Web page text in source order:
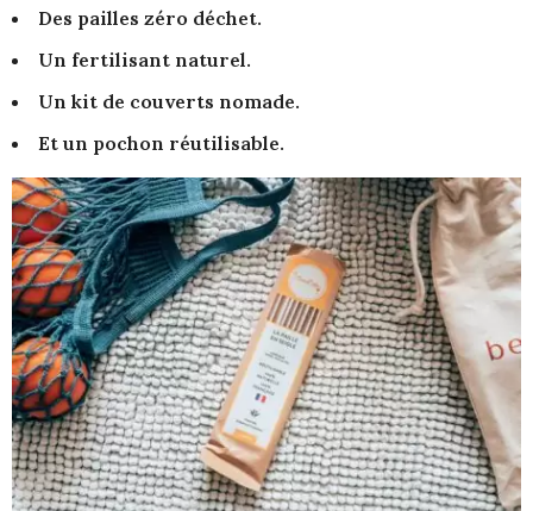
Des pailles zéro déchet.
Un fertilisant naturel.
Un kit de couverts nomade.
Et un pochon réutilisable.